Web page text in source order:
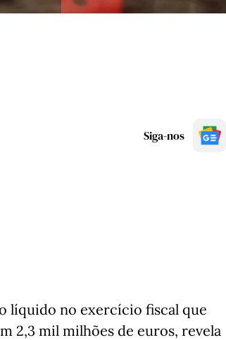
Siga-nos
líquido no exercício fiscal que
2,3 mil milhões de euros, revela